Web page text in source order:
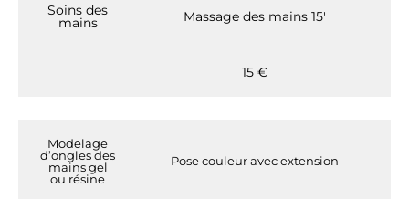
Soins des
mains Massage des mains 15′
15 €
Modelage
d’ongles des
mains gel
ou résine
Pose couleur avec extension